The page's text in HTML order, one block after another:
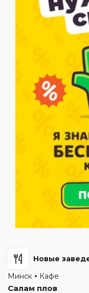
Новые
Минск
Кафе
Салам плов